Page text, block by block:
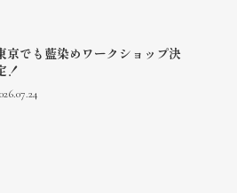
京でも藍染めワークショップ決
！